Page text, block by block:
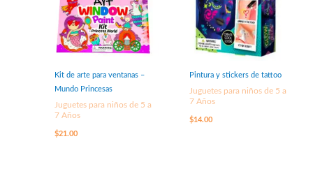
Kit de arte para ventanas –
Mundo Princesas
Juguetes para niños de 5 a
7 Años
$21.00
Pintura y stickers de tattoo
Juguetes para niños de 5 a
7 Años
$14.00